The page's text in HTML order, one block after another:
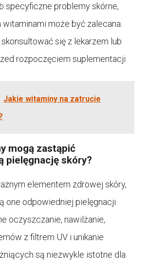
specyficzne problemy skórne,
może być zalecana.
się z lekarzem lub
rozpoczęciem suplementacji.
Jakie witaminy na zatrucie
mogą zastąpić
pielęgnację skóry?
elementem zdrowej skóry,
one odpowiedniej pielęgnacji
oczyszczanie, nawilżanie,
z filtrem UV i unikanie
są niezwykle istotne dla